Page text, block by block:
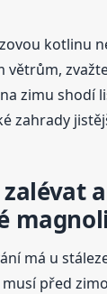
kotlinu
větrům,
zimu shodí
zahrady
zalévat
má u
musí před